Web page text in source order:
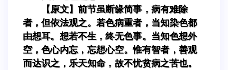
【原文】前节虽断缘简事，病有难除
者，但依法观之。若色病重者，当知染色都
由想耳。想若不生，终无色事。当知色想外
空，色心内忘，忘想心空。惟有智者，善观
而达识之，乐天知命，故不忧贫病之苦也。